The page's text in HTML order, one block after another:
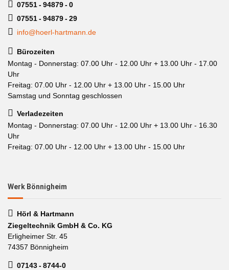
07551 - 94879 - 0
07551 - 94879 - 29
info@hoerl-hartmann.de
Bürozeiten
Montag - Donnerstag: 07.00 Uhr - 12.00 Uhr + 13.00 Uhr - 17.00
Uhr
Freitag: 07.00 Uhr - 12.00 Uhr + 13.00 Uhr - 15.00 Uhr
Samstag und Sonntag geschlossen
Verladezeiten
Montag - Donnerstag: 07.00 Uhr - 12.00 Uhr + 13.00 Uhr - 16.30
Uhr
Freitag: 07.00 Uhr - 12.00 Uhr + 13.00 Uhr - 15.00 Uhr
Werk Bönnigheim
Hörl & Hartmann
Ziegeltechnik GmbH & Co. KG
Erligheimer Str. 45
74357 Bönnigheim
07143 - 8744-0